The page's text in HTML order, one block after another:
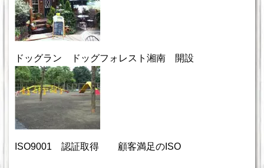
ドッグラン ドッグフォレスト湘南 開設
ISO9001 認証取得 顧客満足のISO